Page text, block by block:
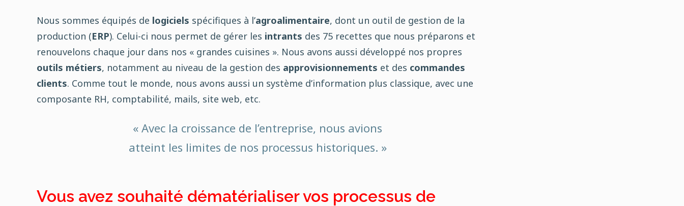
Nous sommes équipés de logiciels spécifiques à l’agroalimentaire, dont un outil de gestion de la
production (ERP). Celui-ci nous permet de gérer les intrants des 75 recettes que nous préparons et
renouvelons chaque jour dans nos « grandes cuisines ». Nous avons aussi développé nos propres
outils métiers, notamment au niveau de la gestion des approvisionnements et des commandes
clients. Comme tout le monde, nous avons aussi un système d’information plus classique, avec une
composante RH, comptabilité, mails, site web, etc.
« Avec la croissance de l’entreprise, nous avions
atteint les limites de nos processus historiques. »
Vous avez souhaité dématérialiser vos processus de